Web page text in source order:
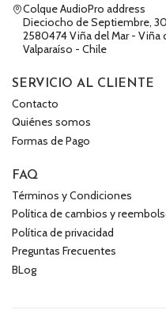
Colque AudioPro address
Dieciocho de Septiembre,
2580474 Viña del Mar - Viña
Valparaíso - Chile
SERVICIO AL CLIENTE
Contacto
Quiénes somos
Formas de Pago
FAQ
Términos y Condiciones
Política de cambios y
Política de privacidad
Preguntas Frecuentes
BLog